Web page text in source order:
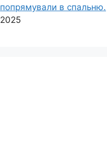
попрямували в спальню.
2025